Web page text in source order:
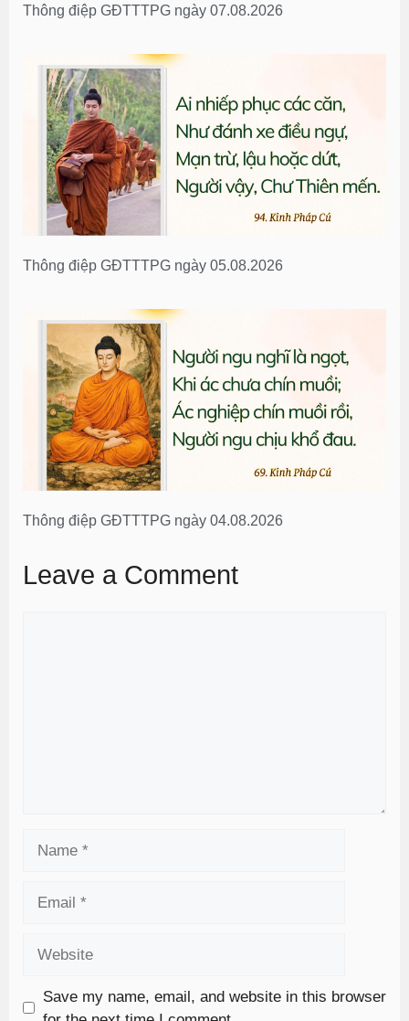
Thông điệp GĐTTTPG ngày 07.08.2026
Thông điệp GĐTTTPG ngày 05.08.2026
Thông điệp GĐTTTPG ngày 04.08.2026
Leave a Comment
Save my name, email, and website in this browser